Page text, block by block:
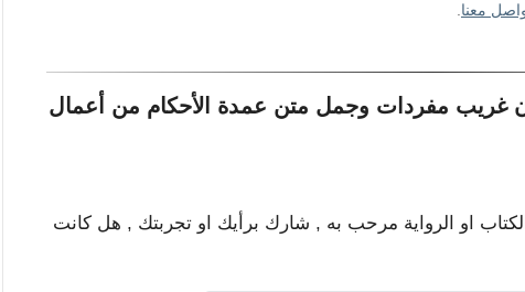
معنا
غريب مفردات وجمل متن عمدة الأحكام من أعمال
او الرواية مرحب به , شارك برأيك او تجربتك , هل كانت